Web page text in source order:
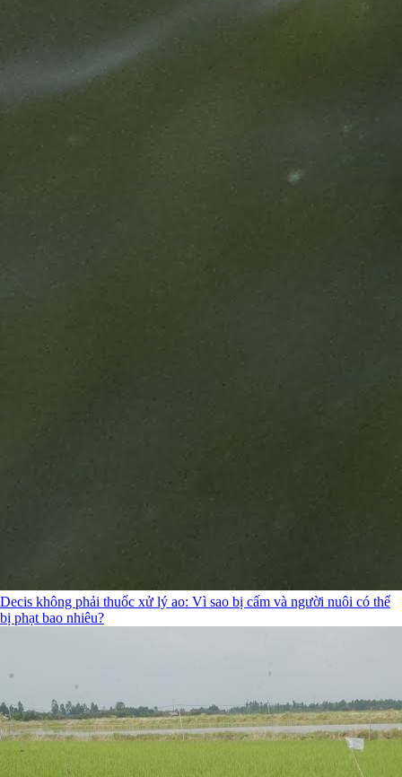
Decis không phải thuốc xử lý ao: Vì sao bị cấm và người nuôi có thể
bị phạt bao nhiêu?